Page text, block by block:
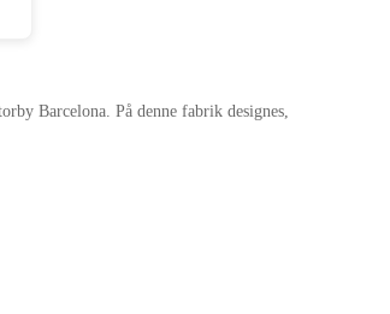
Barcelona. På denne fabrik designes,